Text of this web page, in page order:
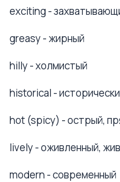
exciting -
greasy - жирный
hilly - холмистый
historical -
hot (spicy) - острый,
lively - оживленный,
modern - современный